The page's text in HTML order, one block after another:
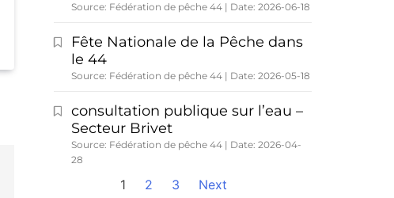
Source: Fédération de pêche 44 Date: 2026-06-18
Fête Nationale de la Pêche dans
le 44
Source: Fédération de pêche 44 Date: 2026-05-18
consultation publique sur l’eau –
Secteur Brivet
Source: Fédération de pêche 44
Date: 2026-04-
28
1 2 3 Next